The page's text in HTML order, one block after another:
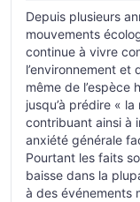
Depuis plusieurs
mouvements
continue à vivre
l’environnement
même de l’espèce
jusqu’à prédire «
contribuant ainsi à
anxiété générale
Pourtant les faits
baisse dans la
à des événements